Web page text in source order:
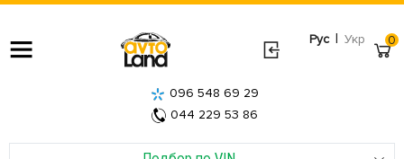
Рус | Укр
096 548 69 29
044 229 53 86
0